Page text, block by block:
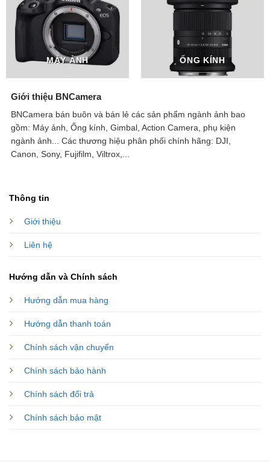
Windproof Fur Case (Black/Grey) × 2
Magnetic Front Cover (Obsidian Black) × 2
Magnetic Front Cover (Cloud White) × 2
USB-C Charging Cable × 1
MÁY ẢNH ỐNG KÍNH
Giới thiệu BNCamera
BNCamera bán buôn và bán lẻ các sản phẩm ngành ảnh bao
gồm: Máy ảnh, Ống kính, Gimbal, Action Camera, phụ kiện
ngành ảnh... Các thương hiệu phân phối chính hãng: DJI,
Canon, Sony, Fujifilm, Viltrox,...
Thông tin
Giới thiệu
Liên hệ
Hướng dẫn và Chính sách
Hướng dẫn mua hàng
Hướng dẫn thanh toán
Chính sách vận chuyển
Chính sách bảo hành
Chính sách đổi trả
Chính sách bảo mật